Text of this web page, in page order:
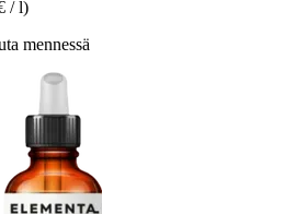
/ l)
mennessä